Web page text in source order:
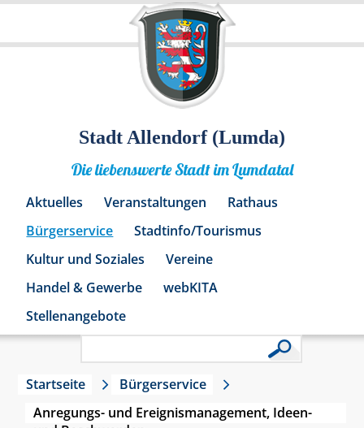
Stadt Allendorf (Lumda)
Die liebenswerte Stadt im Lumdatal
Aktuelles Veranstaltungen
Rathaus
Bürgerservice
Stadtinfo/Tourismus
Kultur und Soziales
Vereine
Handel & Gewerbe
webKITA
Stellenangebote
Startseite
Bürgerservice
Anregungs- und Ereignismanagement, Ideen-